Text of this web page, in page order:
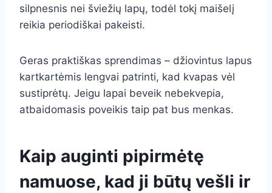
silpnesnis nei šviežių lapų, todėl tokį maišelį
reikia periodiškai pakeisti.
Geras praktiškas sprendimas – džiovintus lapus
kartkartėmis lengvai patrinti, kad kvapas vėl
sustiprėtų. Jeigu lapai beveik nebekvepia,
atbaidomasis poveikis taip pat bus menkas.
Kaip auginti pipirmėtę
namuose, kad ji būtų vešli ir